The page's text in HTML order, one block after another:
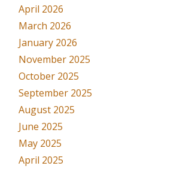
April 2026
March 2026
January 2026
November 2025
October 2025
September 2025
August 2025
June 2025
May 2025
April 2025